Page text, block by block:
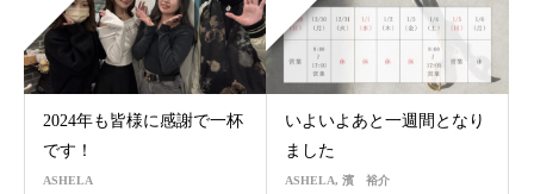
2024年も皆様に感謝で一杯
です！
ASHELA
いよいよあと一週間となり
ました
ASHELA, 濱 裕介